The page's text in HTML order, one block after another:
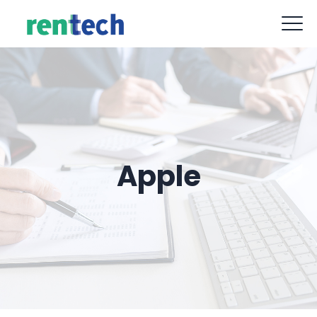
contact@rent-tech.fr 09 88 77 62 52
Apple